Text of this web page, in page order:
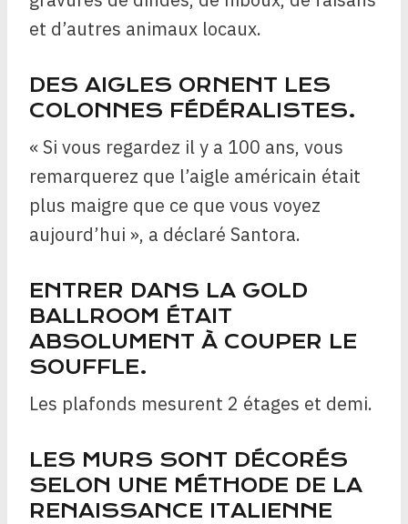
et d’autres animaux locaux.
DES AIGLES ORNENT LES
COLONNES FÉDÉRALISTES.
« Si vous regardez il y a 100 ans, vous
remarquerez que l’aigle américain était
plus maigre que ce que vous voyez
aujourd’hui », a déclaré Santora.
ENTRER DANS LA GOLD
BALLROOM ÉTAIT
ABSOLUMENT À COUPER LE
SOUFFLE.
Les plafonds mesurent 2 étages et demi.
LES MURS SONT DÉCORÉS
SELON UNE MÉTHODE DE LA
RENAISSANCE ITALIENNE